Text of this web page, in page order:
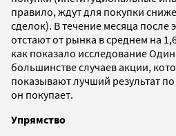
правило, ждут для покупки
сделок). В течение месяца после
отстают от рынка в среднем на
как показало исследование
большинстве случаев акции,
показывают лучший результат
он покупает.
Упрямство